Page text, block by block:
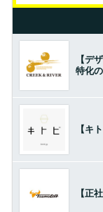
【デ
特化
【キ
【正